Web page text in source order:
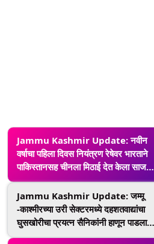
Jammu Kashmir Update: नवीन
वर्षाचा पहिला दिवस नियंत्रण रेषेवर भारताने
पाकिस्तानसह चीनला मिठाई देत केला साजरा,
पहा फोटो
Jammu Kashmir Update: जम्मू
-काश्मीरच्या उरी सेक्टरमध्ये दहशतवाद्यांचा
घुसखोरीचा प्रयत्न सैनिकांनी हाणून पाडला,
3 जवान जखमी